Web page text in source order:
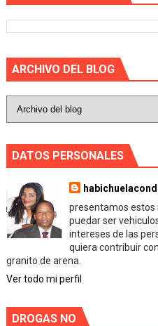
ARCHIVO DEL BLOG
DATOS PERSONALES
presentamos estos
puedar ser
intereses de las
quiera contribuir
granito de arena.
Ver todo mi perfil
DROGAS NO